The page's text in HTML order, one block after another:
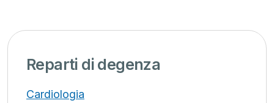
Reparti di degenza
Cardiologia